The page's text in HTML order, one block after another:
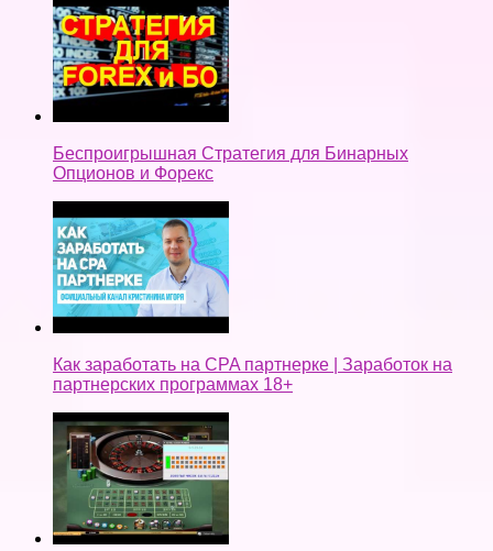
Беспроигрышная Стратегия для Бинарных
Опционов и Форекс
Как заработать на CPA партнерке | Заработок на
партнерских программах 18+